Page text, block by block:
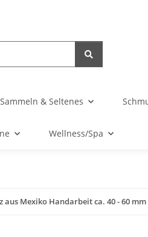
Sammeln & Seltenes
Wellness/Spa
Mexiko Handarbeit ca. 40 - 60 mm